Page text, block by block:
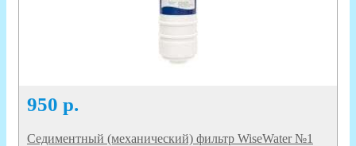
950 р.
Седиментный (механический) фильтр WiseWater №1